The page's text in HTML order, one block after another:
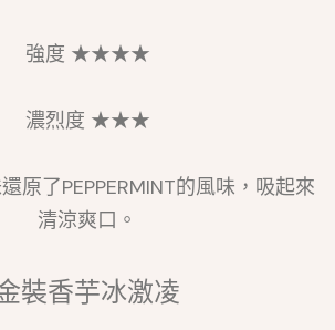
強度 ★★★★
濃烈度 ★★★
原了PEPPERMINT的風味，吸起來
清涼爽口。
裝香芋冰激凌